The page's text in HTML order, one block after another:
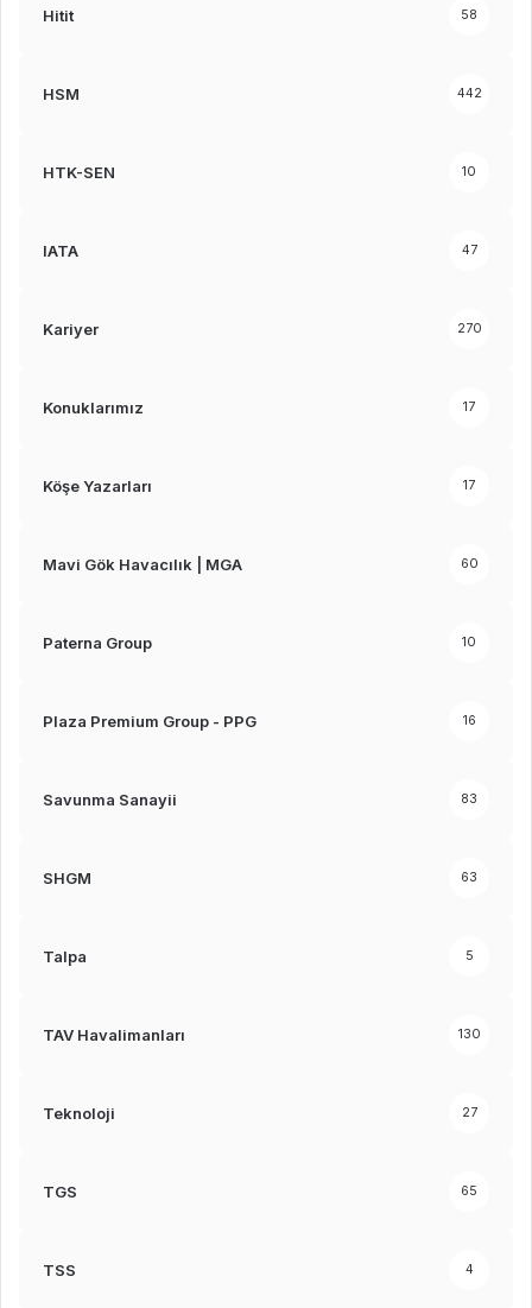
Hitit 58
HSM 442
HTK-SEN 10
IATA 47
Kariyer 270
Konuklarımız 17
Köşe Yazarları 17
Mavi Gök Havacılık | MGA 60
Paterna Group 10
Plaza Premium Group - PPG 16
Savunma Sanayii 83
SHGM 63
Talpa 5
TAV Havalimanları 130
Teknoloji 27
TGS 65
TSS 4